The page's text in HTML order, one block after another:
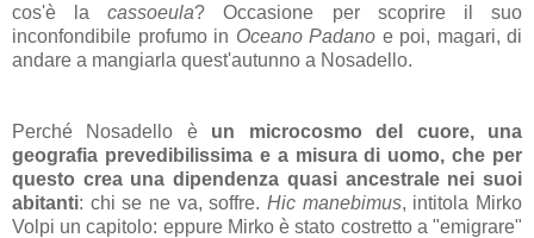
cos'è lacassoeula? Occasione per scoprire il suo
inconfondibile profumo in Oceano Padano e poi, magari, di
andare a mangiarla quest'autunno a Nosadello.
Perché Nosadello è un microcosmo del cuore, una
geografia prevedibilissima e a misura di uomo, che per
questo crea una dipendenza quasi ancestrale nei suoi
abitanti: chi se ne va, soffre. Hic manebimus, intitola Mirko
Volpi un capitolo: eppure Mirko è stato costretto a "emigrare"